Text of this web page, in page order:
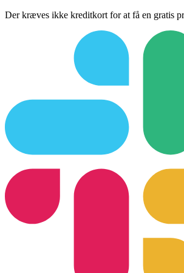
Der kræves ikke kreditkort for at få en gratis